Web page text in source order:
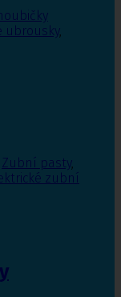
ubrousky,
Zubní pasty,
zubní